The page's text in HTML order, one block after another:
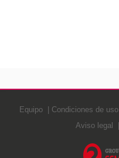
Equipo Condiciones de uso
Aviso legal